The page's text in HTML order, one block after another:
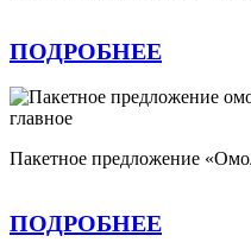
ПОДРОБНЕЕ
Пакетное предложение
ПОДРОБНЕЕ